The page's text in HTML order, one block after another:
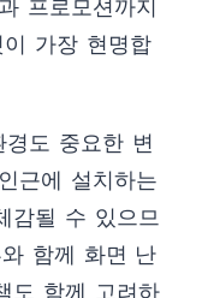
프로모션까지
가장 현명합
도 중요한 변
근에 설치하는
감될 수 있으므
함께 화면 난
도 함께 고려하